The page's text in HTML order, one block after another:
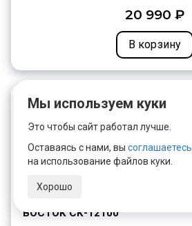
20 990 ₽
В корзину
ВОСТОК СК-12100
Мы используем куки
Это чтобы сайт работал лучше.
Оставаясь с нами, вы соглашаетесь
на использование файлов куки.
Хорошо